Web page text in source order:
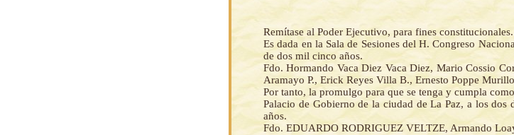
Remítase al Poder Ejecutivo, para fines constitucionales.
Es dada en la Sala de Sesiones del H. Congreso
de dos mil cinco años.
Fdo. Hormando Vaca Diez Vaca Diez, Mario Cossio
Aramayo P., Erick Reyes Villa B., Ernesto Poppe
Por tanto, la promulgo para que se tenga y cumpla
Palacio de Gobierno de la ciudad de La Paz, a los dos
años.
Fdo. EDUARDO RODRIGUEZ VELTZE, Armando